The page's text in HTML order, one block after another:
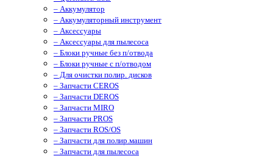
– Аккумулятор
– Аккумуляторный инструмент
– Аксессуары
– Аксессуары для пылесоса
– Блоки ручные без п/отвода
– Блоки ручные с п/отводом
– Для очистки полир. дисков
– Запчасти CEROS
– Запчасти DEROS
– Запчасти MIRO
– Запчасти PROS
– Запчасти ROS/OS
– Запчасти для полир.машин
– Запчасти для пылесоса